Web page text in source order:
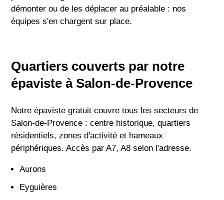
démonter ou de les déplacer au préalable : nos
équipes s'en chargent sur place.
Quartiers couverts par notre
épaviste à Salon-de-Provence
Notre épaviste gratuit couvre tous les secteurs de
Salon-de-Provence : centre historique, quartiers
résidentiels, zones d'activité et hameaux
périphériques. Accès par A7, A8 selon l'adresse.
Aurons
Eyguières